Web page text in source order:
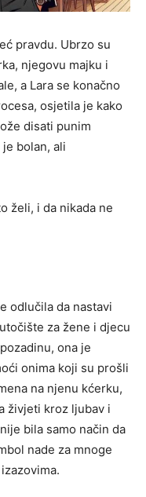
pravdu. Ubrzo su
njegovu majku i
a Lara se konačno
osjetila je kako
disati punim
bolan, ali
želi, i da nikada ne
odlučila da nastavi
za žene i djecu
ona je
onima koji su prošli
na njenu kćerku,
živjeti kroz ljubav i
bila samo način da
nade za mnoge